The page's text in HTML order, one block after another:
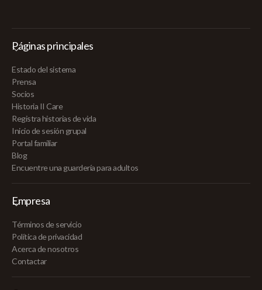
Páginas principales
Estado del sistema
Prensa
Socios
Historia II Care
Registra historias de vida
Inicio de sesión grupal
Portal familiar
Blog
Encuentre una guardería para adultos
Empresa
Términos de servicio
Política de privacidad
Acerca de nosotros
Contactar